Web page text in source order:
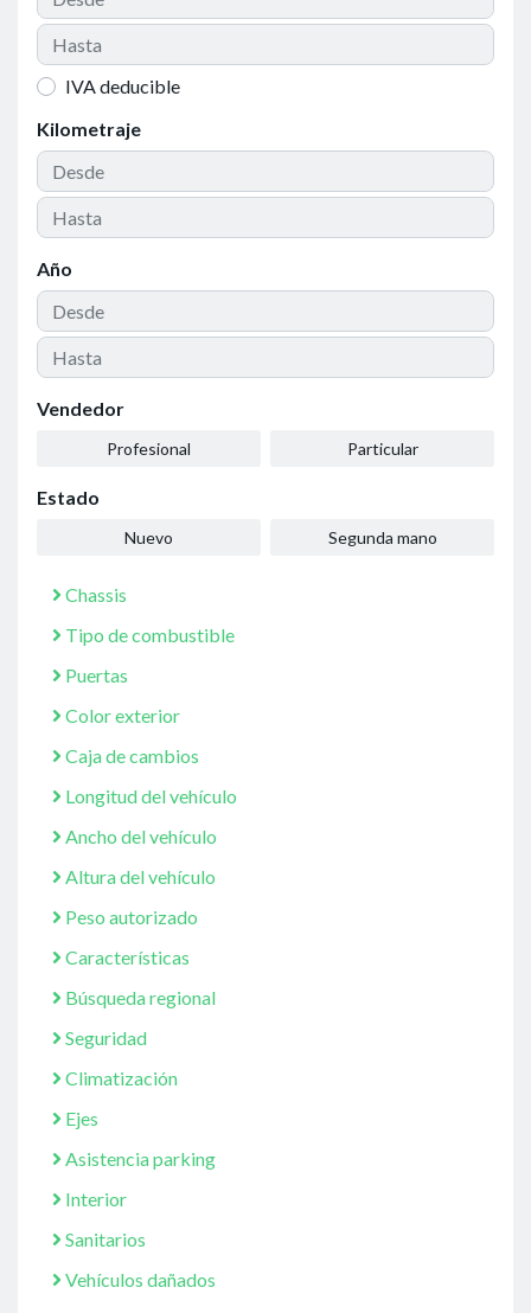
IVA deducible
Kilometraje
Año
Vendedor
Profesional Particular
Estado
Nuevo Segunda mano
Chassis
Tipo de combustible
Puertas
Color exterior
Caja de cambios
Longitud del vehículo
Ancho del vehículo
Altura del vehículo
Peso autorizado
Características
Búsqueda regional
Seguridad
Climatización
Ejes
Asistencia parking
Interior
Sanitarios
Vehículos dañados